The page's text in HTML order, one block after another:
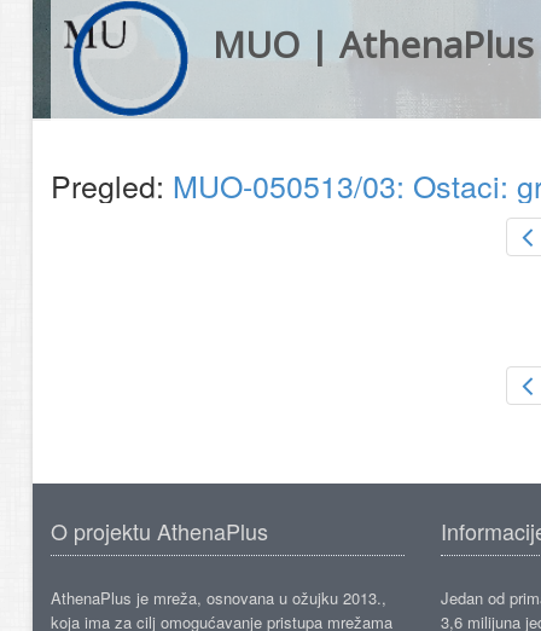
MUO | AthenaPlus
Pregled: MUO-050513/03: Ostaci:
O projektu AthenaPlus
AthenaPlus je mreža, osnovana u ožujku 2013.,
koja ima za cilj omogućavanje pristupa mrežama
Jedan od
3,6 milijuna